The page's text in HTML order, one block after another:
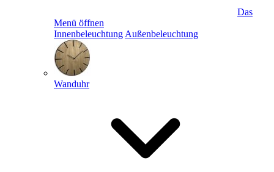
Das
Menü öffnen
Innenbeleuchtung Außenbeleuchtung
Wanduhr